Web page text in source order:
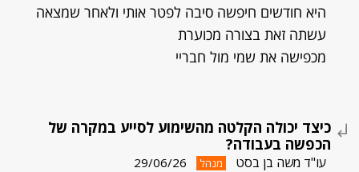
היא חודשים חיפשה סיבה לפטר אותי ולאחר שמצאה
עשתה זאת בצורה מכוערת
מכפישה את שמי מול חבריי
כיצד יכולה הקלטה מהשימוע לסייע במקרה של
הכפשה בעבודה?
עו"ד משה בן בסט מנהל 29/06/26